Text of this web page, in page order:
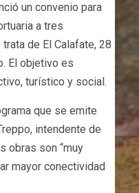
un convenio para
a tres
de El Calafate, 28
El objetivo es
turístico y social.
que se emite
intendente de
obras son “muy
mayor conectividad